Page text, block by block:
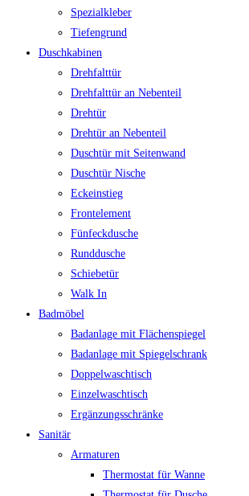
Spezialkleber
Tiefengrund
Duschkabinen
Drehfalttür
Drehfalttür an Nebenteil
Drehtür
Drehtür an Nebenteil
Duschtür mit Seitenwand
Duschtür Nische
Eckeinstieg
Frontelement
Fünfeckdusche
Runddusche
Schiebetür
Walk In
Badmöbel
Badanlage mit Flächenspiegel
Badanlage mit Spiegelschrank
Doppelwaschtisch
Einzelwaschtisch
Ergänzungsschränke
Sanitär
Armaturen
Thermostat für Wanne